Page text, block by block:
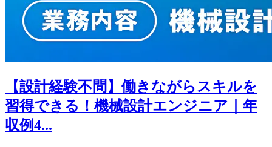
【設計経験不問】働きながらスキルを
習得できる！機械設計エンジニア｜年
収例4...